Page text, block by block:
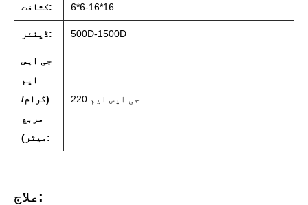
کثافت: 6*6-16*16
ڈینئر: 500D-1500D
جی ایس
ایم
(گرام/
مربع
میٹر):
220 جی ایس ایم
علاج: